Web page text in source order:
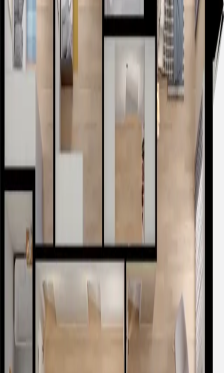
omówić szczegóły spotkania.
Parametry mieszkania
prospekt informacyjny
karta mieszkania
Deweloperski
Ogródek
16.85 m 2
Dopasuj do swojego mieszkania
Wybór konkretnego miejsca lub komórki odbywa się w
Najczęściej zadawane pytania
Czy każde mieszkanie posiada balkon?